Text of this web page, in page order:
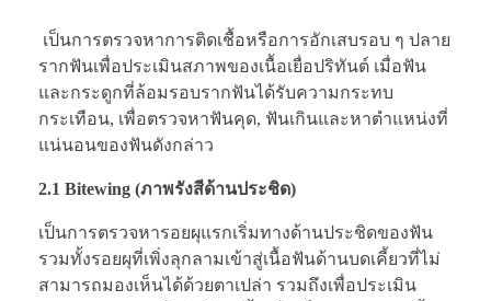
เป็นการตรวจหาการติดเชื้อหรือการอักเสบรอบ ๆ ปลาย
รากฟันเพื่อประเมินสภาพของเนื้อเยื่อปริทันต์ เมื่อฟัน
และกระดูกที่ล้อมรอบรากฟันได้รับความกระทบ
กระเทือน, เพื่อตรวจหาฟันคุด, ฟันเกินและหาตำแหน่งที่
แน่นอนของฟันดังกล่าว
2.1 Bitewing (ภาพรังสีด้านประชิด)
เป็นการตรวจหารอยผุแรกเริ่มทางด้านประชิดของฟัน
รวมทั้งรอยผุที่เพิ่งลุกลามเข้าสู่เนื้อฟันด้านบดเคี้ยวที่ไม่
สามารถมองเห็นได้ด้วยตาเปล่า รวมถึงเพื่อประเมิน